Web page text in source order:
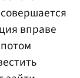
вправе